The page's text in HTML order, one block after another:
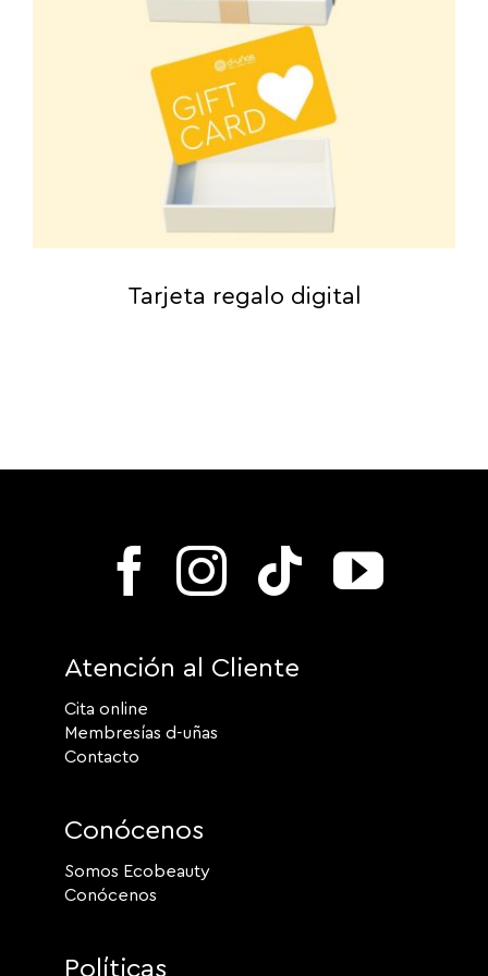
Tarjeta regalo digital
Atención al Cliente
Cita online
Membresías d-uñas
Contacto
Conócenos
Somos Ecobeauty
Conócenos
Políticas